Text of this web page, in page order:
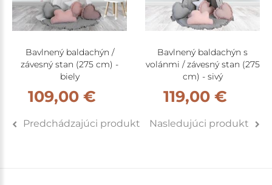
Bavlnený baldachýn /
závesný stan (275 cm) -
biely
109,00 €
Bavlnený baldachýn s
volánmi / závesný stan (275
cm) - sivý
119,00 €
Predchádzajúci produkt Nasledujúci produkt